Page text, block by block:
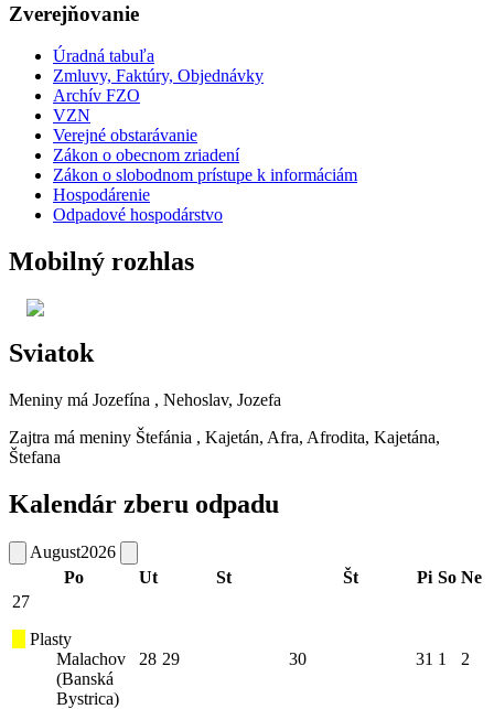
Zverejňovanie
Úradná tabuľa
Zmluvy, Faktúry, Objednávky
Archív FZO
VZN
Verejné obstarávanie
Zákon o obecnom zriadení
Zákon o slobodnom prístupe k informáciám
Hospodárenie
Odpadové hospodárstvo
Mobilný rozhlas
Sviatok
Meniny má Jozefína , Nehoslav, Jozefa
Zajtra má meniny Štefánia , Kajetán, Afra, Afrodita, Kajetána,
Štefana
Kalendár zberu odpadu
August2026
Po
Ut St Št Pi So Ne
27
Plasty
Malachov
(Banská
Bystrica)
28 29 30 31 1 2